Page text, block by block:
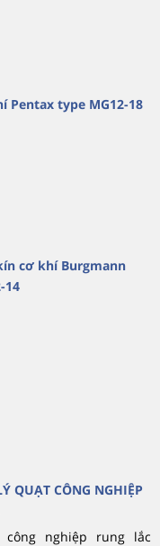
Pentax type MG12-18
cơ khí Burgmann
14
QUẠT CÔNG NGHIỆP
nghiệp rung lắc